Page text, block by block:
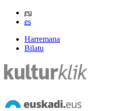
eu
es
Harremana
Bilatu